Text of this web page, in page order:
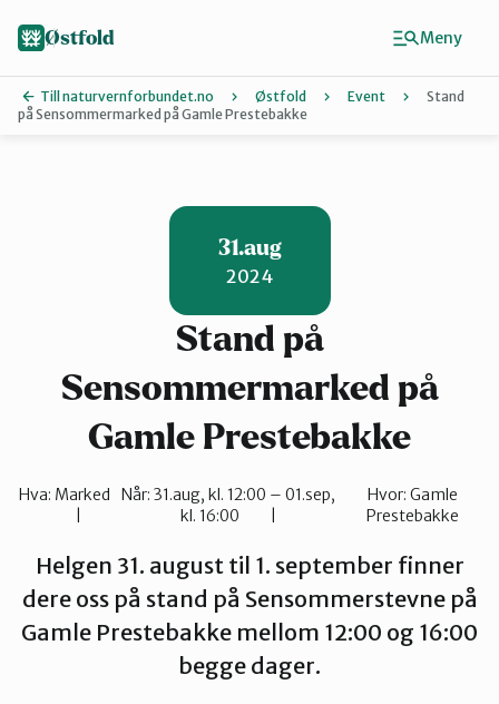
Fredrikstad og Hvaler
Indre Østfold
Moss-Våler
Østfold
Till naturvernforbundet.no Østfold Event
Stand
på Sensommermarked på Gamle Prestebakke
31.aug
2024
Stand på
Sensommermarked på
Gamle Prestebakke
Hva: Marked Når: 31.aug, kl. 12:00 – 01.sep,
kl. 16:00
Hvor: Gamle
Prestebakke
Helgen 31. august til 1. september finner
dere oss på stand på Sensommerstevne på
Gamle Prestebakke mellom 12:00 og 16:00
begge dager.